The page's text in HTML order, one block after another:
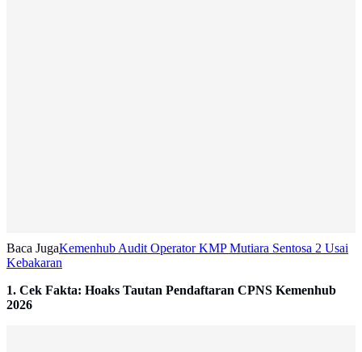
Baca JugaKemenhub Audit Operator KMP Mutiara Sentosa 2 Usai
Kebakaran
1. Cek Fakta: Hoaks Tautan Pendaftaran CPNS Kemenhub
2026